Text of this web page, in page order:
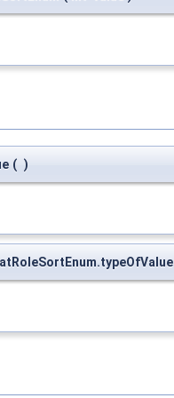
( )